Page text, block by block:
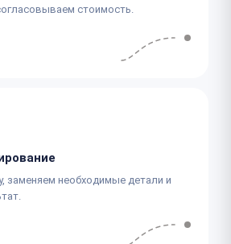
стоимость.
заменяем необходимые детали и